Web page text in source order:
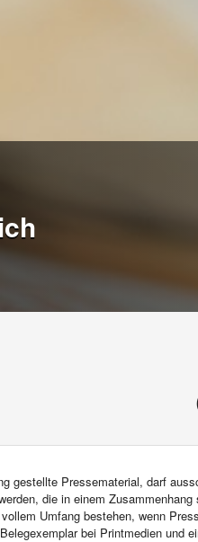
gestellte Pressematerial, darf
die in einem
Umfang bestehen, wenn
bei Printmedien und